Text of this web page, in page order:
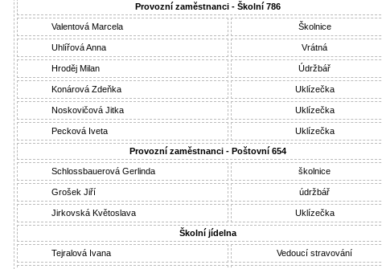
Provozní zaměstnanci - Školní 786
Valentová Marcela Školnice
Uhlířová Anna Vrátná
Hroděj Milan Údržbář
Konárová Zdeňka Uklízečka
Noskovičová Jitka Uklízečka
Pecková Iveta Uklízečka
Provozní zaměstnanci - Poštovní 654
Schlossbauerová Gerlinda školnice
Grošek Jiří údržbář
Jirkovská Květoslava Uklízečka
Školní jídelna
Tejralová Ivana Vedoucí stravování